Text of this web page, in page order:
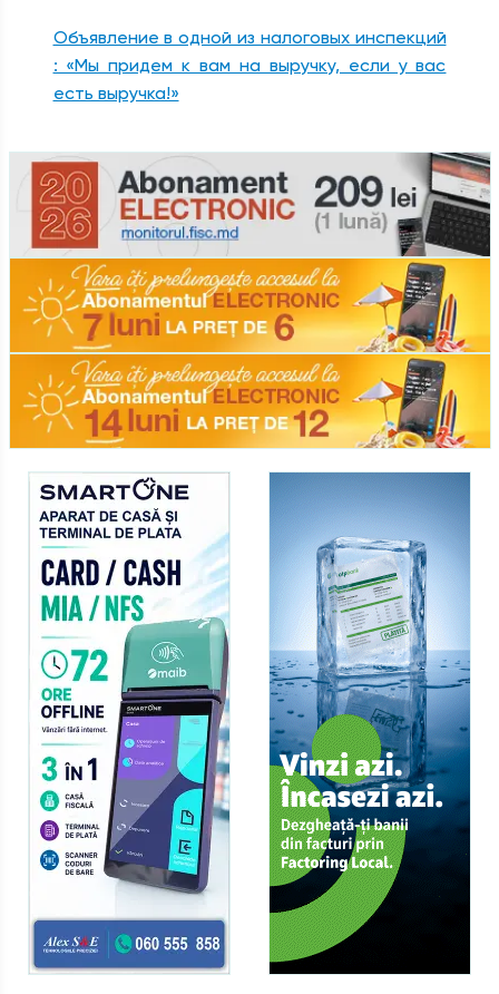
Объявление в одной из налоговых инспекций
: «Мы придем к вам на выручку, если у вас
есть выручка!»